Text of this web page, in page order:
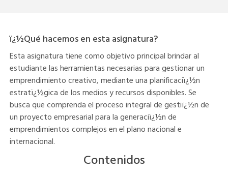
ï¿½Qué hacemos en esta asignatura?
Esta asignatura tiene como objetivo principal brindar al
estudiante las herramientas necesarias para gestionar un
emprendimiento creativo, mediante una planificaciï¿½n
estratï¿½gica de los medios y recursos disponibles. Se
busca que comprenda el proceso integral de gestiï¿½n de
un proyecto empresarial para la generaciï¿½n de
emprendimientos complejos en el plano nacional e
internacional.
Contenidos